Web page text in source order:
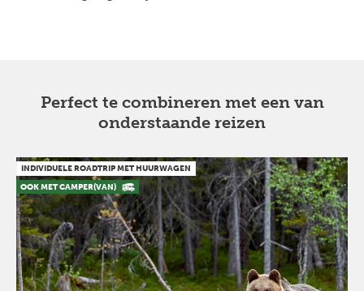
Perfect te combineren met een van
onderstaande reizen
INDIVIDUELE ROADTRIP MET HUURWAGEN
OOK MET CAMPER(VAN)